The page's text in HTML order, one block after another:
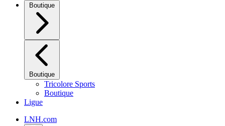
Boutique
Boutique
Tricolore Sports
Boutique
Ligue
LNH.com